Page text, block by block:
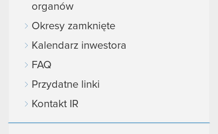
organów
Okresy zamknięte
Kalendarz inwestora
FAQ
Przydatne linki
Kontakt IR